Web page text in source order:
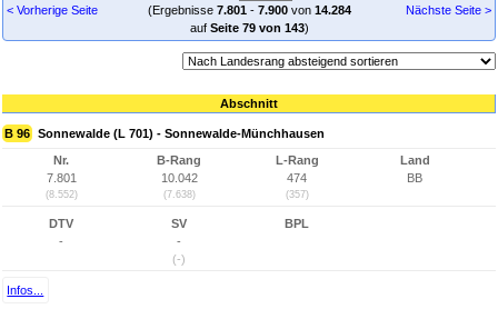
< Vorherige Seite
(Ergebnisse 7.801- 7.900von 14.284
auf Seite 79 von 143)
Nächste Seite >
Abschnitt
B 96 Sonnewalde (L 701) - Sonnewalde-Münchhausen
Nr.
7.801
(8.552)
B-Rang
10.042
(7.638)
L-Rang
474
(357)
Land
BB
DTV
-
SV
-
(-)
BPL
Infos...